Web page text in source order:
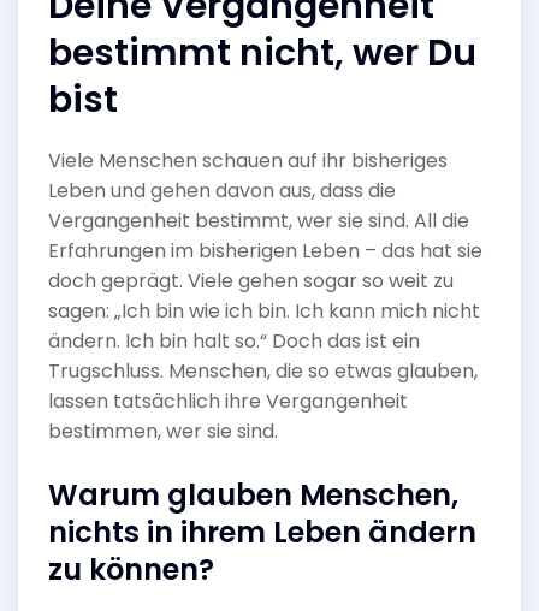
bestimmt nicht, wer Du
bist
Viele Menschen schauen auf ihr bisheriges
Leben und gehen davon aus, dass die
Vergangenheit bestimmt, wer sie sind. All die
Erfahrungen im bisherigen Leben – das hat sie
doch geprägt. Viele gehen sogar so weit zu
sagen: „Ich bin wie ich bin. Ich kann mich nicht
ändern. Ich bin halt so.“ Doch das ist ein
Trugschluss. Menschen, die so etwas glauben,
lassen tatsächlich ihre Vergangenheit
bestimmen, wer sie sind.
Warum glauben Menschen,
nichts in ihrem Leben ändern
zu können?